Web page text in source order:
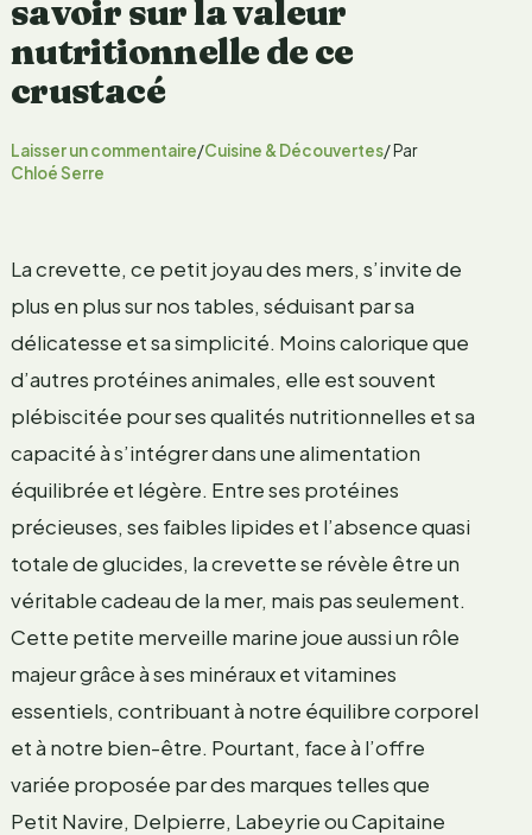
savoir sur la valeur
nutritionnelle de ce
crustacé
Laisser un commentaire/Cuisine & Découvertes/ Par
Chloé Serre
La crevette, ce petit joyau des mers, s’invite de
plus en plus sur nos tables, séduisant par sa
délicatesse et sa simplicité. Moins calorique que
d’autres protéines animales, elle est souvent
plébiscitée pour ses qualités nutritionnelles et sa
capacité à s’intégrer dans une alimentation
équilibrée et légère. Entre ses protéines
précieuses, ses faibles lipides et l’absence quasi
totale de glucides, la crevette se révèle être un
véritable cadeau de la mer, mais pas seulement.
Cette petite merveille marine joue aussi un rôle
majeur grâce à ses minéraux et vitamines
essentiels, contribuant à notre équilibre corporel
et à notre bien-être. Pourtant, face à l’offre
variée proposée par des marques telles que
Petit Navire, Delpierre, Labeyrie ou Capitaine